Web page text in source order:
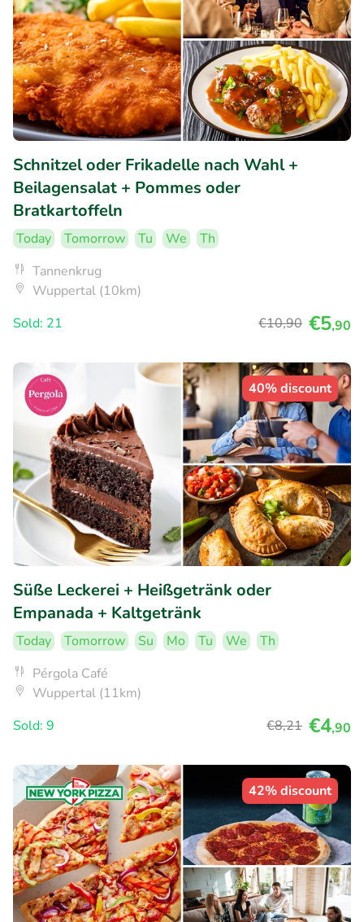
Schnitzel oder Frikadelle nach Wahl +
Beilagensalat + Pommes oder
Bratkartoffeln
Today Tomorrow Tu We
Th
Tannenkrug
Wuppertal (10km)
Sold: 21
€10,90 €5,90
40% discount
Süße Leckerei + Heißgetränk oder
Empanada + Kaltgetränk
Today Tomorrow Su Mo Tu We
Th
Pérgola Café
Wuppertal (11km)
Sold: 9
€8,21 €4,90
42% discount